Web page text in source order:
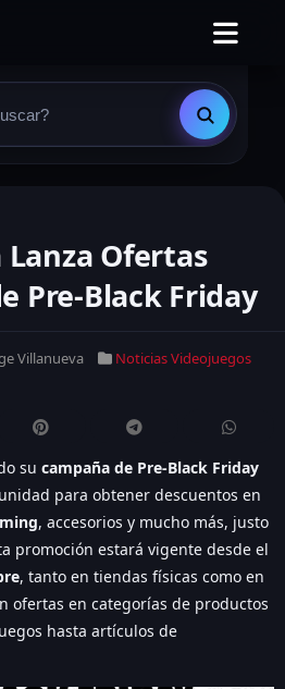
Lanza Ofertas
Pre-Black Friday
Villanueva
Noticias Videojuegos
su campaña de Pre-Black Friday
para obtener descuentos en
, accesorios y mucho más, justo
promoción estará vigente desde el
, tanto en tiendas físicas como en
ofertas en categorías de productos
hasta artículos de